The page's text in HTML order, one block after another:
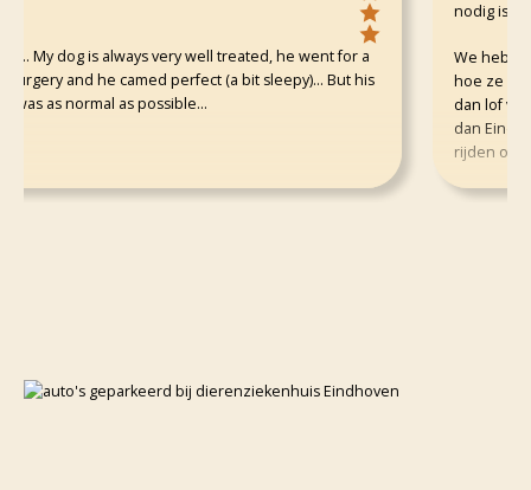
My dog is always very well treated, he went for a
and he camed perfect (a bit sleepy)... But his
as normal as possible...
nodig is zelfs
We hebben
hoe ze met
dan lof voor
dan
rijden om er
Een aanrader!!